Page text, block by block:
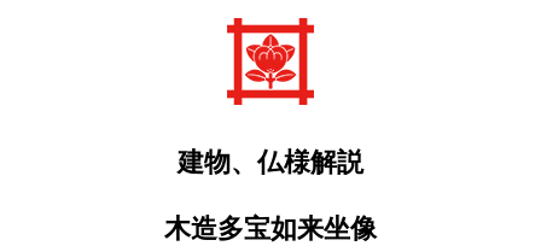
建物、仏様解説
木造多宝如来坐像